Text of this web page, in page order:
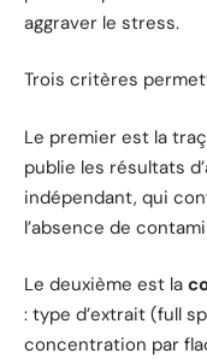
aggraver le stress.
Trois critères
Le premier est la
publie les résultats
indépendant, qui
l’absence de
Le deuxième est la
: type d’extrait (full
concentration par